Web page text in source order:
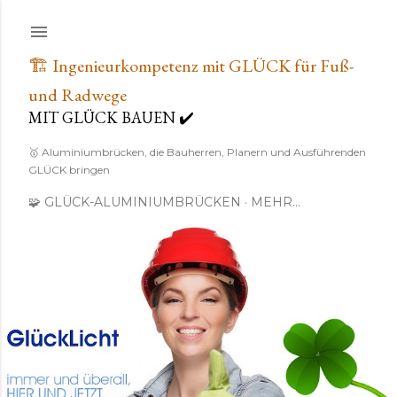
🏗️ Ingenieurkompetenz mit GLÜCK für Fuß-
und Radwege
MIT GLÜCK BAUEN ✔️
🥇 Aluminiumbrücken, die Bauherren, Planern und Ausführenden
GLÜCK bringen
🧩 GLÜCK-ALUMINIUMBRÜCKEN MEHR…